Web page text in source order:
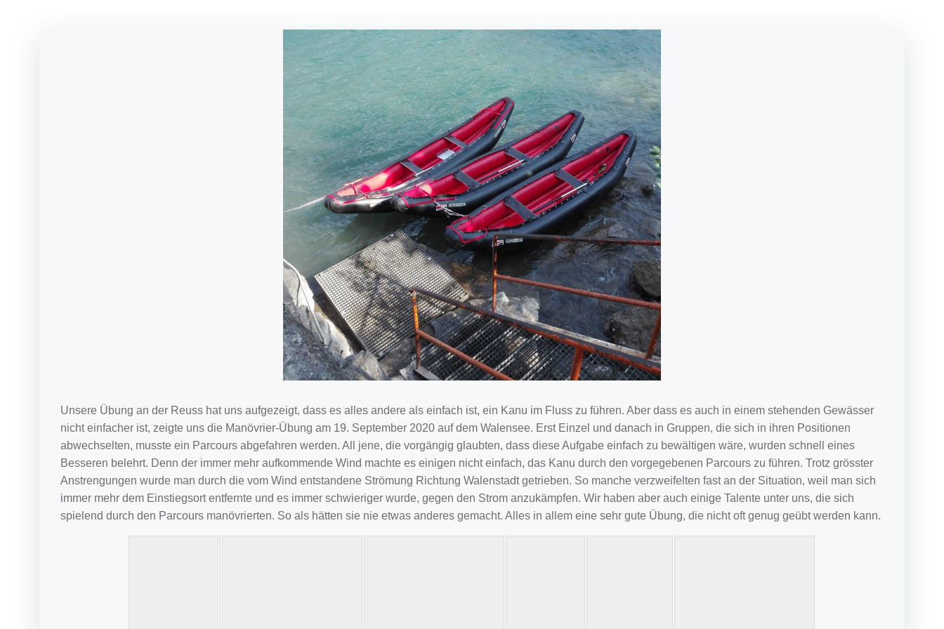
Unsere Übung an der Reuss hat uns aufgezeigt, dass es alles andere als einfach ist, ein Kanu im Fluss zu führen. Aber dass es auch in einem stehenden Gewässer
nicht einfacher ist, zeigte uns die Manövrier-Übung am 19. September 2020 auf dem Walensee. Erst Einzel und danach in Gruppen, die sich in ihren Positionen
abwechselten, musste ein Parcours abgefahren werden. All jene, die vorgängig glaubten, dass diese Aufgabe einfach zu bewältigen wäre, wurden schnell eines
Besseren belehrt. Denn der immer mehr aufkommende Wind machte es einigen nicht einfach, das Kanu durch den vorgegebenen Parcours zu führen. Trotz grösster
Anstrengungen wurde man durch die vom Wind entstandene Strömung Richtung Walenstadt getrieben. So manche verzweifelten fast an der Situation, weil man sich
immer mehr dem Einstiegsort entfernte und es immer schwieriger wurde, gegen den Strom anzukämpfen. Wir haben aber auch einige Talente unter uns, die sich
spielend durch den Parcours manövrierten. So als hätten sie nie etwas anderes gemacht. Alles in allem eine sehr gute Übung, die nicht oft genug geübt werden kann.